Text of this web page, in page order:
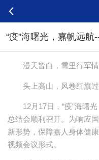
“疫”海曙光，嘉帆远
漫天皆白，雪里行军情
头上高山，风卷红旗过
12月17日，“疫”海曙
总结会顺利召开。为响应
新形势，保障嘉人身体健
视频会议形式。